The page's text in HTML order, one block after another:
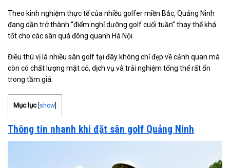
Theo kinh nghiệm thực tế của nhiều golfer miền Bắc, Quảng Ninh
đang dần trở thành “điểm nghỉ dưỡng golf cuối tuần” thay thế khá
tốt cho các sân quá đông quanh Hà Nội.
Điều thú vị là nhiều sân golf tại đây không chỉ đẹp về cảnh quan mà
còn có chất lượng mặt cỏ, dịch vụ và trải nghiệm tổng thể rất ổn
trong tầm giá.
Mục lục show
Thông tin nhanh khi đặt sân golf Quảng Ninh